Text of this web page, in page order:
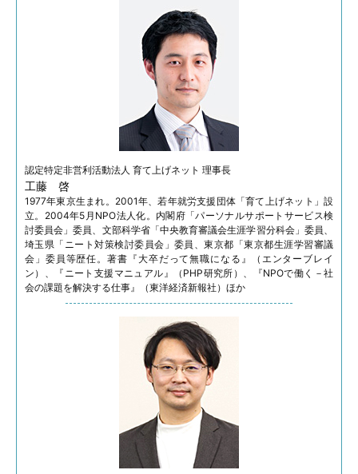
認定特定非営利活動法人 育て上げネット 理事長
工藤 啓
1977年東京生まれ。2001年、若年就労支援団体「育て上げネット」設
立。2004年5月NPO法人化。内閣府「パーソナルサポートサービス検
討委員会」委員、文部科学省「中央教育審議会生涯学習分科会」委員、
埼玉県「ニート対策検討委員会」委員、東京都「東京都生涯学習審議
会」委員等歴任。著書『大卒だって無職になる』（エンターブレイ
ン）、『ニート支援マニュアル』（PHP研究所）、『NPOで働く－社
会の課題を解決する仕事』（東洋経済新報社）ほか